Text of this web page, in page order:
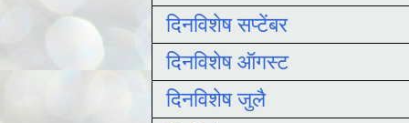
दिनविशेष सप्टेंबर
दिनविशेष ऑगस्ट
दिनविशेष जुलै